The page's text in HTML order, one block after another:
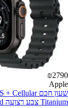
₪2790
Apple
Titanium צבע רצועה Black Ocean Band גודל רצועה One Size